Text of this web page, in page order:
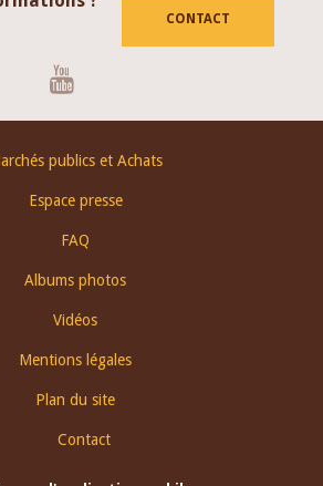
CONTACT
publics et Achats
Espace presse
FAQ
Albums photos
Vidéos
Mentions légales
Plan du site
Contact